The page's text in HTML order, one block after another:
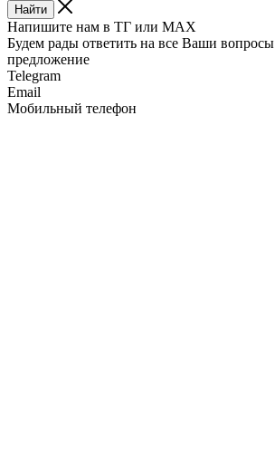
Найти
Напишите нам в ТГ или MAX
Будем рады ответить на все Ваши
предложение
Telegram
Email
Мобильный телефон